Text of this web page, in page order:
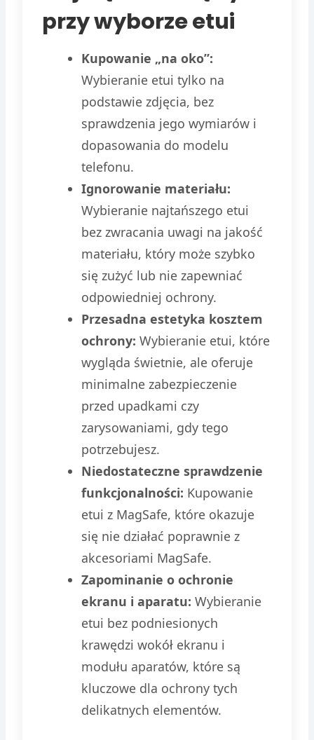
przy wyborze etui
Kupowanie „na oko”:
Wybieranie etui tylko na
podstawie zdjęcia, bez
sprawdzenia jego wymiarów i
dopasowania do modelu
telefonu.
Ignorowanie materiału:
Wybieranie najtańszego etui
bez zwracania uwagi na jakość
materiału, który może szybko
się zużyć lub nie zapewniać
odpowiedniej ochrony.
Przesadna estetyka kosztem
ochrony: Wybieranie etui, które
wygląda świetnie, ale oferuje
minimalne zabezpieczenie
przed upadkami czy
zarysowaniami, gdy tego
potrzebujesz.
Niedostateczne sprawdzenie
funkcjonalności: Kupowanie
etui z MagSafe, które okazuje
się nie działać poprawnie z
akcesoriami MagSafe.
Zapominanie o ochronie
ekranu i aparatu: Wybieranie
etui bez podniesionych
krawędzi wokół ekranu i
modułu aparatów, które są
kluczowe dla ochrony tych
delikatnych elementów.